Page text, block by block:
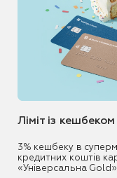
Ліміт із
3% кешбеку в
кредитних коштів
«Універсальна Gold»